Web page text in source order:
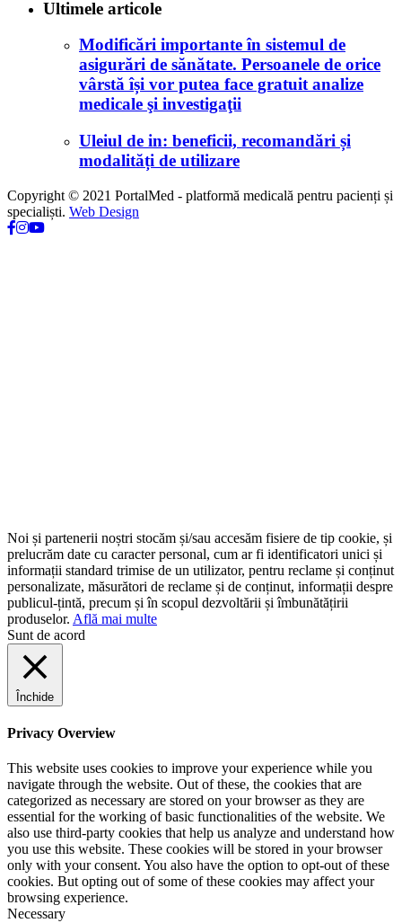
Ultimele articole
Modificări importante în sistemul de
asigurări de sănătate. Persoanele de orice
vârstă își vor putea face gratuit analize
medicale şi investigaţii
Uleiul de in: beneficii, recomandări și
modalități de utilizare
Copyright © 2021 PortalMed - platformă medicală pentru pacienți și
specialiști. Web Design
Noi și partenerii noștri stocăm și/sau accesăm fisiere de tip cookie, și
prelucrăm date cu caracter personal, cum ar fi identificatori unici și
informații standard trimise de un utilizator, pentru reclame și conținut
personalizate, măsurători de reclame și de conținut, informații despre
publicul-țintă, precum și în scopul dezvoltării și îmbunătățirii
produselor. Află mai multe
Sunt de acord
Închide
Privacy Overview
This website uses cookies to improve your experience while you
navigate through the website. Out of these, the cookies that are
categorized as necessary are stored on your browser as they are
essential for the working of basic functionalities of the website. We
also use third-party cookies that help us analyze and understand how
you use this website. These cookies will be stored in your browser
only with your consent. You also have the option to opt-out of these
cookies. But opting out of some of these cookies may affect your
browsing experience.
Necessary